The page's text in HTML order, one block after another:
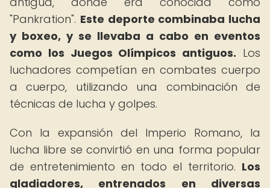
"Pankration". Este deporte combinaba lucha
y boxeo, y se llevaba a cabo en eventos
como los Juegos Olímpicos antiguos. Los
luchadores competían en combates cuerpo
a cuerpo, utilizando una combinación de
técnicas de lucha y golpes.
Con la expansión del Imperio Romano, la
lucha libre se convirtió en una forma popular
de entretenimiento en todo el territorio. Los
gladiadores, entrenados en diversas